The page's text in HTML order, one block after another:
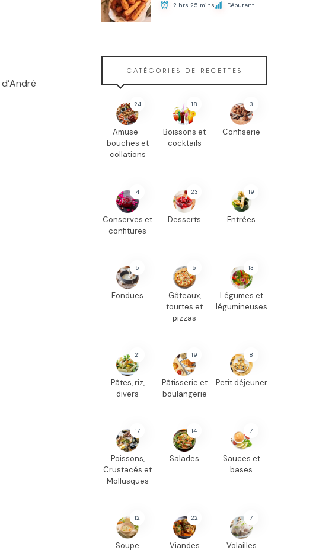
d’André
2 hrs 25 mins Débutant
CATÉGORIES DE RECETTES
24
Amuse-
bouches et
collations
18
Boissons et
cocktails
3
Confiserie
4
Conserves et
confitures
23
Desserts
19
Entrées
5
Fondues
5
Gâteaux,
tourtes et
pizzas
13
Légumes et
légumineuses
21
Pâtes, riz,
divers
19
Pâtisserie et
boulangerie
8
Petit déjeuner
17
Poissons,
Crustacés et
Mollusques
14
Salades
7
Sauces et
bases
12
Soupe
22
Viandes
7
Volailles